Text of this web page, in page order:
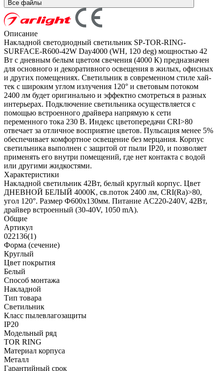
Все файлы
Описание
Накладной светодиодный светильник SP-TOR-RING-
SURFACE-R600-42W Day4000 (WH, 120 deg) мощностью 42
Вт с дневным белым цветом свечения (4000 К) предназначен
для основного и декоративного освещения в жилых, офисных
и других помещениях. Светильник в современном стиле хай-
тек с широким углом излучения 120° и световым потоком
2400 лм будет оригинально и эффектно смотреться в разных
интерьерах. Подключение светильника осуществляется с
помощью встроенного драйвера напрямую к сети
переменного тока 230 В. Индекс цветопередачи CRI>80
отвечает за отличное восприятие цветов. Пульсация менее 5%
обеспечивает комфортное освещение без мерцания. Корпус
светильника выполнен с защитой от пыли IP20, и позволяет
применять его внутри помещений, где нет контакта с водой
или другими жидкостями.
Характеристики
Накладной светильник 42Вт, белый круглый корпус. Цвет
ДНЕВНОЙ БЕЛЫЙ 4000K, св.поток 2400 лм, CRI(Ra)>80,
угол 120°. Размер Ф600x130мм. Питание AC220-240V, 42Вт,
драйвер встроенный (30-40V, 1050 mA).
Общие
Артикул
022136(1)
Форма (сечение)
Круглый
Цвет покрытия
Белый
Способ монтажа
Накладной
Тип товара
Светильник
Класс пылевлагозащиты
IP20
Модельный ряд
TOR RING
Материал корпуса
Металл
Гарантийный срок